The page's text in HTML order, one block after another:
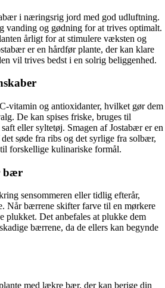
i næringsrig jord med god udluftning.
vanding og gødning for at trives optimalt.
årligt for at stimulere væksten og
er en hårdfør plante, der kan klare
vil trives bedst i en solrig beliggenhed.
vitamin og antioxidanter, hvilket gør dem
De kan spises friske, bruges til
eller syltetøj. Smagen af Jostabær er en
søde fra ribs og det syrlige fra solbær,
forskellige kulinariske formål.
bær
sensommeren eller tidlig efterår,
Når bærrene skifter farve til en mørkere
plukket. Det anbefales at plukke dem
bærrene, da de ellers kan begynde
med lækre bær, der kan berige din